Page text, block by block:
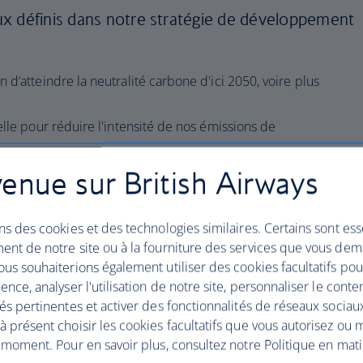
définis dans notre stratégie de développement
d’atteindre la neutralité carbone d'ici 2050, voire plus
pour réduire l'intensité de nos émissions de
pour l'aviation* (SAF) dans notre consommation
circulaire dans nos activités principales afin de
déchets, donner la priorité à la réutilisation et au
recours à l'incinération et à la mise en décharge.
des plastiques à usage unique à bord et
matériaux plus durables dans l'ensemble de nos
développement durable, notamment en renforçant
sur British Airways
des cookies et des technologies similaires. Certains sont
de notre site ou à la fourniture des services que vous
souhaiterions également utiliser des cookies facultatifs
analyser l'utilisation de notre site, personnaliser le
pertinentes et activer des fonctionnalités de réseaux
présent choisir les cookies facultatifs que vous autorisez ou
Pour en savoir plus, consultez notre Politique en